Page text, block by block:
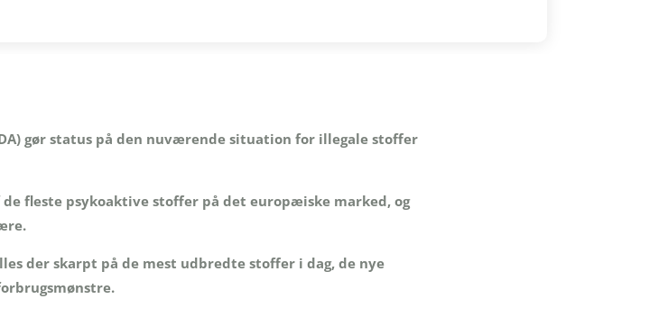
gør status på den nuværende situation for illegale stoffer
fleste psykoaktive stoffer på det europæiske marked, og
der skarpt på de mest udbredte stoffer i dag, de nye